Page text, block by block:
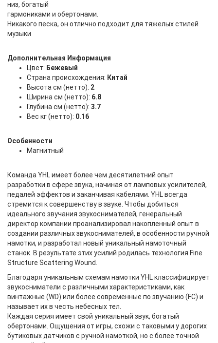
низ, богатый
гармониками и обертонами.
Никакого песка, он отлично подходит для тяжелых стилей
музыки
Дополнительная Информация
Цвет: Бежевый
Страна происхождения: Китай
Высота см (нетто): 2
Ширина см (нетто): 6.8
Глубина см (нетто): 3.7
Вес кг (нетто): 0.16
Особенности
Магнитный
Команда YHL имеет более чем десятилетний опыт
разработки в сфере звука, начиная от ламповых усилителей,
педалей эффектов и заканчивая кабелями. YHL всегда
стремится к совершенству в звуке. Чтобы добиться
идеального звучания звукоснимателей, генеральный
директор компании проанализировал накопленный опыт в
создании различных звукоснимателей, в особенности ручной
намотки, и разработал новый уникальный намоточный
станок. В результате этих усилий родилась технология Fine
Structure Scattering Wound.
Благодаря уникальным схемам намотки YHL классифицирует
звукосниматели с различными характеристиками, как
винтажные (WD) или более современные по звучанию (FC) и
называет их в честь небесных тел.
Каждая серия имеет свой уникальный звук, богатый
обертонами. Ощущения от игры, схожи с таковыми у дорогих
бутиковых датчиков с ручной намоткой, но с более точной